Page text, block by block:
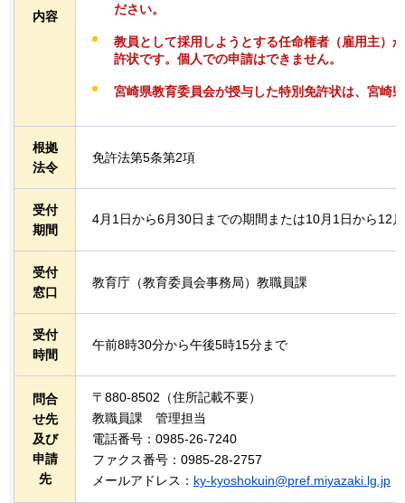
内容
ださい。
教員として採用しようとする任命権者（雇用主）
許状です。個人での申請はできません。
宮崎県教育委員会が授与した特別免許状は、宮崎
根拠
法令
免許法第5条第2項
受付
期間
4月1日から6月30日までの期間または10月1日から12
受付
窓口
教育庁（教育委員会事務局）教職員課
受付
時間
午前8時30分から午後5時15分まで
問合
せ先
及び
申請
先
〒880-8502（住所記載不要）
教職員課
管理担当
電話番号：0985-26-7240
ファクス番号：0985-28-2757
メールアドレス： ky-kyoshokuin@pref.miyazaki.lg.jp